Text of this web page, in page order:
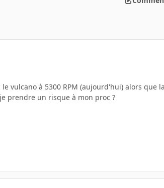
vulcano à 5300 RPM (aujourd'hui) alors que
prendre un risque à mon proc ?